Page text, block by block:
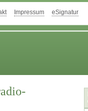
Impressum eSignatur